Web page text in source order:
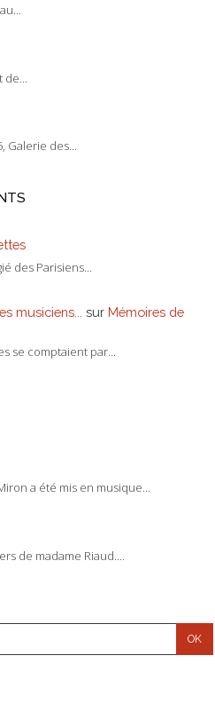
de...
Galerie des...
des Parisiens...
musiciens... sur Mémoires de
se comptaient par...
a été mis en musique...
de madame Riaud....